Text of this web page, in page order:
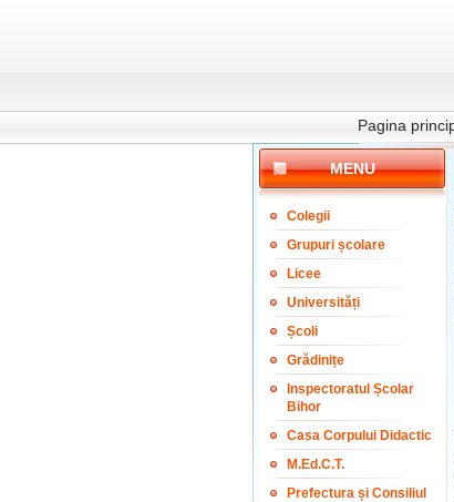
Pagina
MENU
Colegii
Grupuri școlare
Licee
Universități
Școli
Grădinițe
Inspectoratul Școlar
Bihor
Casa Corpului Didactic
M.Ed.C.T.
Prefectura și Consiliul